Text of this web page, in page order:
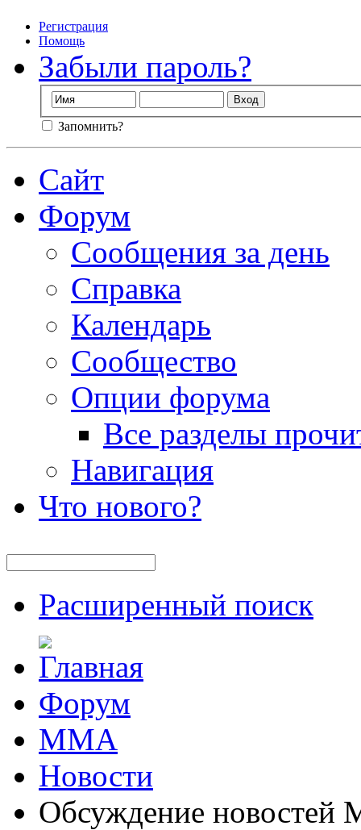
Регистрация
Помощь
Забыли пароль?
Запомнить?
Сайт
Форум
Сообщения за день
Справка
Календарь
Сообщество
Опции форума
Все разделы
Навигация
Что нового?
Расширенный поиск
Форум
ММА
Новости
Обсуждение